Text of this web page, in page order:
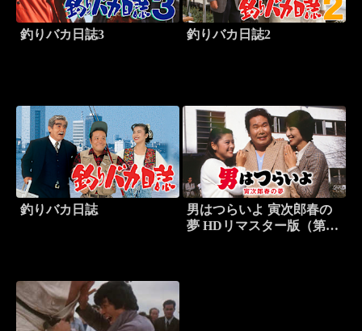
釣りバカ日誌3 釣りバカ日誌2
釣りバカ日誌
男はつらいよ 寅次郎春の
夢 HDリマスター版（第24